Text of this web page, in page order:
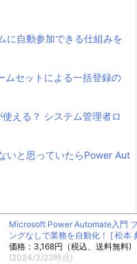
に自動参加できる仕組みを
ムセットによる一括登録の
える？ システム管理者ロ
いと思っていたらPower Aut
Microsoft Power Automate入門
ングなしで業務を自動化！ [ 松本
価格：3,168円（税込、送料無料)
(2024/3/23時点)